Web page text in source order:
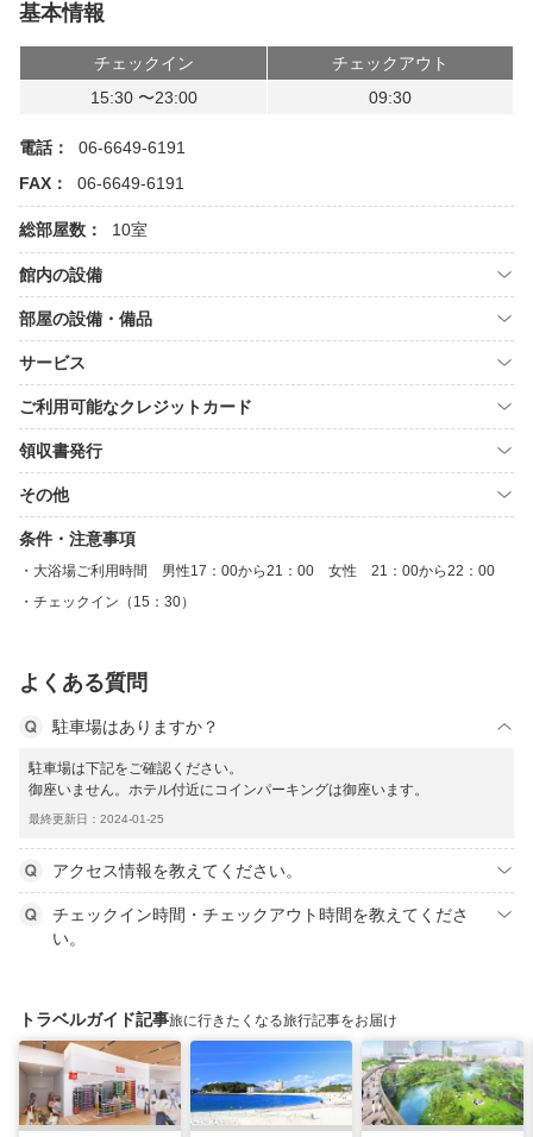
基本情報
チェックイン
チェックアウト
15:30 〜23:00
09:30
電話：
06-6649-6191
FAX：
06-6649-6191
総部屋数： 10室
館内の設備
部屋の設備・備品
サービス
ご利用可能なクレジットカード
領収書発行
その他
条件・注意事項
大浴場ご利用時間 男性17：00から21：00 女性 21：00から22：00
チェックイン（15：30）
よくある質問
駐車場はありますか？
駐車場は下記をご確認ください。
御座いません。ホテル付近にコインパーキングは御座います。
最終更新日：2024-01-25
アクセス情報を教えてください。
チェックイン時間・チェックアウト時間を教えてくださ
い。
トラベルガイド記事旅に行きたくなる旅行記事をお届け